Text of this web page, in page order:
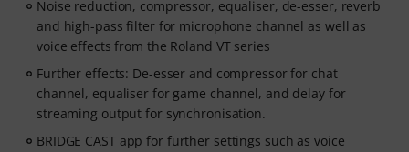
Noise reduction, compressor, equaliser, de-esser, reverb
and high-pass filter for microphone channel as well as
voice effects from the Roland VT series
Further effects: De-esser and compressor for chat
channel, equaliser for game channel, and delay for
streaming output for synchronisation.
BRIDGE CAST app for further settings such as voice